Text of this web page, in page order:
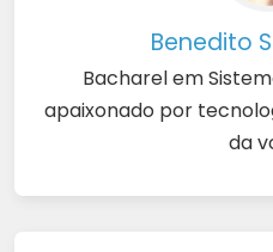
Benedito
Bacharel em
apaixonado por
da